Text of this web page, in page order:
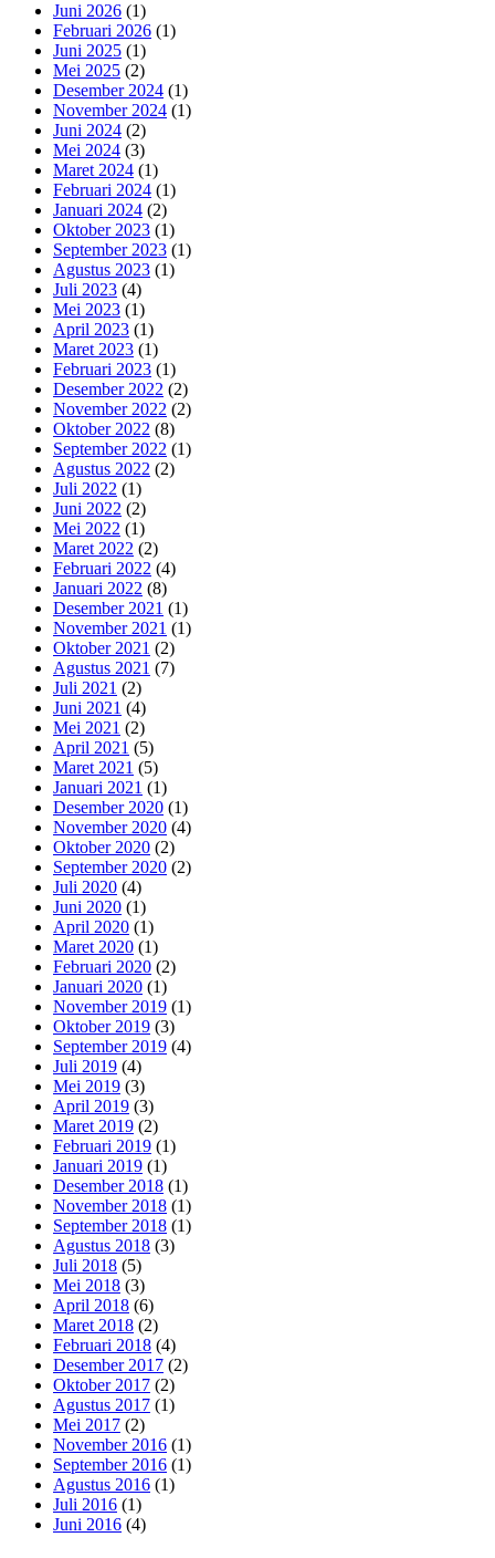
Juni 2026 (1)
Februari 2026 (1)
Juni 2025 (1)
Mei 2025 (2)
Desember 2024 (1)
November 2024 (1)
Juni 2024 (2)
Mei 2024 (3)
Maret 2024 (1)
Februari 2024 (1)
Januari 2024 (2)
Oktober 2023 (1)
September 2023 (1)
Agustus 2023 (1)
Juli 2023 (4)
Mei 2023 (1)
April 2023 (1)
Maret 2023 (1)
Februari 2023 (1)
Desember 2022 (2)
November 2022 (2)
Oktober 2022 (8)
September 2022 (1)
Agustus 2022 (2)
Juli 2022 (1)
Juni 2022 (2)
Mei 2022 (1)
Maret 2022 (2)
Februari 2022 (4)
Januari 2022 (8)
Desember 2021 (1)
November 2021 (1)
Oktober 2021 (2)
Agustus 2021 (7)
Juli 2021 (2)
Juni 2021 (4)
Mei 2021 (2)
April 2021 (5)
Maret 2021 (5)
Januari 2021 (1)
Desember 2020 (1)
November 2020 (4)
Oktober 2020 (2)
September 2020 (2)
Juli 2020 (4)
Juni 2020 (1)
April 2020 (1)
Maret 2020 (1)
Februari 2020 (2)
Januari 2020 (1)
November 2019 (1)
Oktober 2019 (3)
September 2019 (4)
Juli 2019 (4)
Mei 2019 (3)
April 2019 (3)
Maret 2019 (2)
Februari 2019 (1)
Januari 2019 (1)
Desember 2018 (1)
November 2018 (1)
September 2018 (1)
Agustus 2018 (3)
Juli 2018 (5)
Mei 2018 (3)
April 2018 (6)
Maret 2018 (2)
Februari 2018 (4)
Desember 2017 (2)
Oktober 2017 (2)
Agustus 2017 (1)
Mei 2017 (2)
November 2016 (1)
September 2016 (1)
Agustus 2016 (1)
Juli 2016 (1)
Juni 2016 (4)